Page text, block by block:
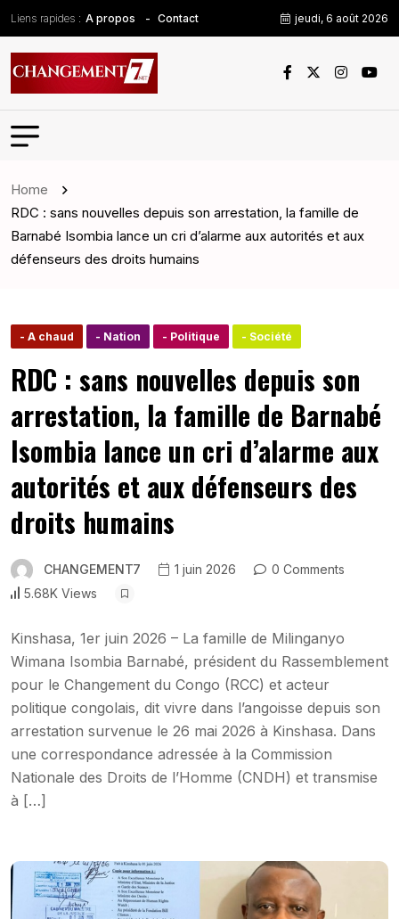
Liens rapides : A propos Contact jeudi, 6 août 2026
Home
RDC : sans nouvelles depuis son arrestation, la famille de
Barnabé Isombia lance un cri d’alarme aux autorités et aux
défenseurs des droits humains
- A chaud - Nation - Politique - Société
RDC : sans nouvelles depuis son
arrestation, la famille de Barnabé
Isombia lance un cri d’alarme aux
autorités et aux défenseurs des
droits humains
CHANGEMENT7 1 juin 2026
0 Comments
5.68K Views
Kinshasa, 1er juin 2026 – La famille de Milinganyo
Wimana Isombia Barnabé, président du Rassemblement
pour le Changement du Congo (RCC) et acteur
politique congolais, dit vivre dans l’angoisse depuis son
arrestation survenue le 26 mai 2026 à Kinshasa. Dans
une correspondance adressée à la Commission
Nationale des Droits de l’Homme (CNDH) et transmise
à […]